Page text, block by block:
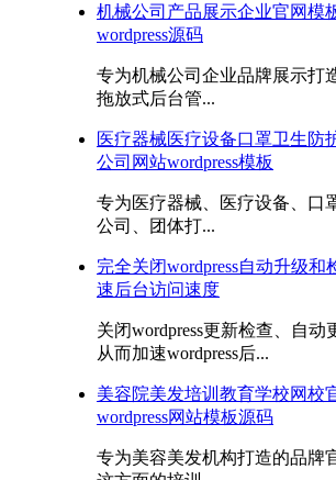
机械公司产品展示企业官网模
wordpress源码
专为机械公司企业品牌展示打
拖放式后台管...
医疗器械医疗设备口罩卫生防
公司网站wordpress模板
专为医疗器械、医疗设备、口
公司、团体打...
完全关闭wordpress自动升级和
速后台访问速度
关闭wordpress更新检查、自动
从而加速wordpress后...
美容院美发培训教育学校网校
wordpress网站模板源码
专为美容美发机构打造的品牌